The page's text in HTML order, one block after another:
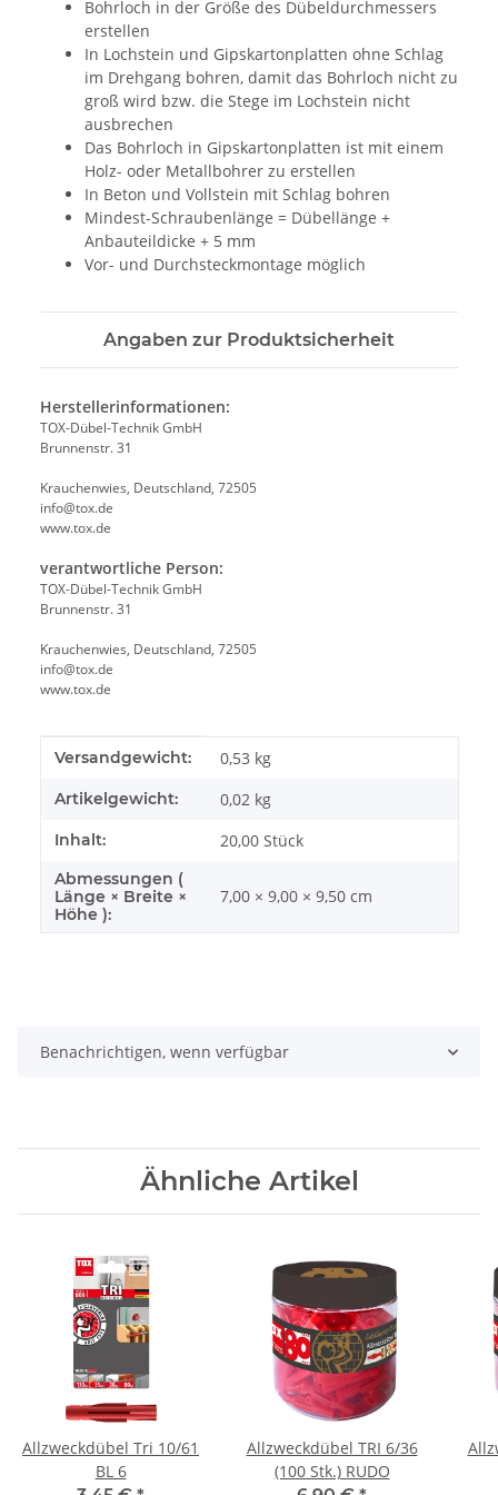
Bohrloch in der Größe des Dübeldurchmessers
erstellen
In Lochstein und Gipskartonplatten ohne Schlag
im Drehgang bohren, damit das Bohrloch nicht zu
groß wird bzw. die Stege im Lochstein nicht
ausbrechen
Das Bohrloch in Gipskartonplatten ist mit einem
Holz- oder Metallbohrer zu erstellen
In Beton und Vollstein mit Schlag bohren
Mindest-Schraubenlänge = Dübellänge +
Anbauteildicke + 5 mm
Vor- und Durchsteckmontage möglich
Angaben zur Produktsicherheit
Herstellerinformationen:
TOX-Dübel-Technik GmbH
Brunnenstr. 31
Krauchenwies, Deutschland, 72505
info@tox.de
www.tox.de
verantwortliche Person:
TOX-Dübel-Technik GmbH
Brunnenstr. 31
Krauchenwies, Deutschland, 72505
info@tox.de
www.tox.de
Produkteigenschaft
Wert
Versandgewicht: 0,53 kg
Artikelgewicht: 0,02 kg
Inhalt: 20,00 Stück
Abmessungen (
Länge × Breite ×
Höhe ):
7,00 × 9,00 × 9,50 cm
Benachrichtigen, wenn verfügbar
Ähnliche Artikel
Allzweckdübel Tri 10/61
BL 6
Allzweckdübel TRI 6/36
(100 Stk.) RUDO